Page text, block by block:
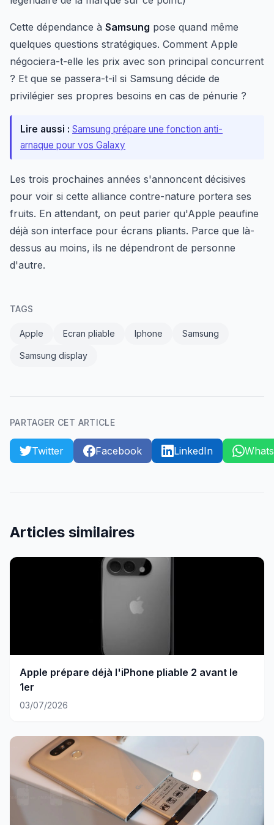
Cette dépendance à Samsung pose quand même
quelques questions stratégiques. Comment Apple
négociera-t-elle les prix avec son principal concurrent
? Et que se passera-t-il si Samsung décide de
privilégier ses propres besoins en cas de pénurie ?
Lire aussi : Samsung prépare une fonction anti-
arnaque pour vos Galaxy
Les trois prochaines années s'annoncent décisives
pour voir si cette alliance contre-nature portera ses
fruits. En attendant, on peut parier qu'Apple peaufine
déjà son interface pour écrans pliants. Parce que là-
dessus au moins, ils ne dépendront de personne
d'autre.
TAGS
Apple Ecran pliable Iphone Samsung
Samsung display
PARTAGER CET ARTICLE
Twitter Facebook LinkedIn
Articles similaires
Apple prépare déjà l'iPhone pliable 2 avant le
1er
03/07/2026